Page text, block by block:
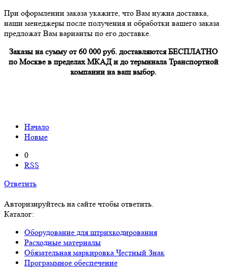
При оформлении заказа укажите, что Вам нужна доставка,
наши менеджеры после получения и обработки вашего заказа
предложат Вам варианты по его доставке.
Заказы на сумму от 60 000 руб. доставляются БЕСПЛАТНО
по Москве в пределах МКАД и до терминала Транспортной
компании на ваш выбор.
Начало
Новые
0
RSS
Ответить
Авторизируйтесь на сайте чтобы ответить.
Каталог:
Оборудование для штрихкодирования
Расходные материалы
Обязательная маркировка Честный Знак
Программное обеспечение